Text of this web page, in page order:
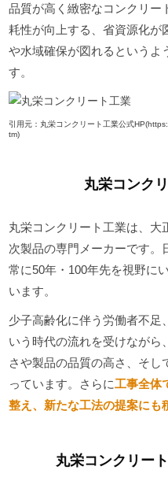
品質が高く緻密なコンクリー
耗性が向上する、省資源化が
や水域確保が図れるというよ
す。
引用元：丸栄コンクリート工業公式
tm)
丸栄コンク
丸栄コンクリート工業は、大
次製品の専門メーカーです。
常に50年・100年先を視野に
います。
少子高齢化に伴う労働者不足
いう時代の流れを受けながら
さや製品の品質の高さ、そ
っています。さらに工事全体
整え、新たな工法の提案にも
丸栄コンクリー